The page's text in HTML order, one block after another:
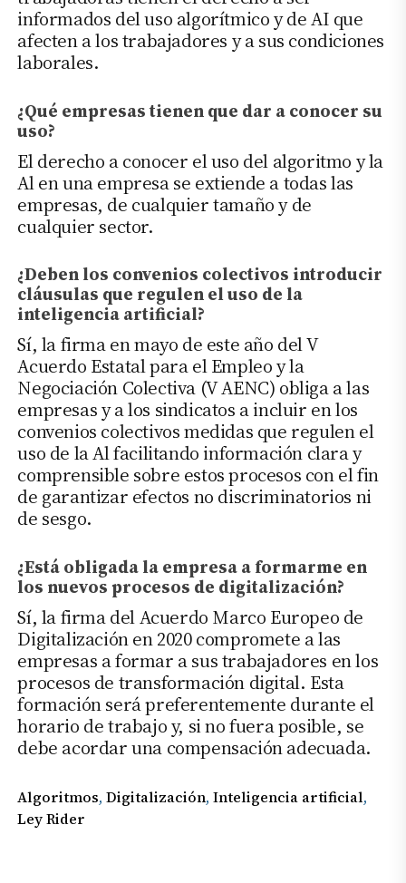
informados del uso algorítmico y de AI que
afecten a los trabajadores y a sus condiciones
laborales.
¿Qué empresas tienen que dar a conocer su
uso?
El derecho a conocer el uso del algoritmo y la
Al en una empresa se extiende a todas las
empresas, de cualquier tamaño y de
cualquier sector.
¿Deben los convenios colectivos introducir
cláusulas que regulen el uso de la
inteligencia artificial?
Sí, la firma en mayo de este año del V
Acuerdo Estatal para el Empleo y la
Negociación Colectiva (V AENC) obliga a las
empresas y a los sindicatos a incluir en los
convenios colectivos medidas que regulen el
uso de la Al facilitando información clara y
comprensible sobre estos procesos con el fin
de garantizar efectos no discriminatorios ni
de sesgo.
¿Está obligada la empresa a formarme en
los nuevos procesos de digitalización?
Sí, la firma del Acuerdo Marco Europeo de
Digitalización en 2020 compromete a las
empresas a formar a sus trabajadores en los
procesos de transformación digital. Esta
formación será preferentemente durante el
horario de trabajo y, si no fuera posible, se
debe acordar una compensación adecuada.
Algoritmos, Digitalización, Inteligencia artificial
Ley Rider